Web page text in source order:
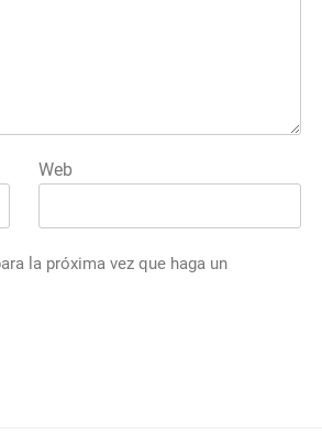
Web
la próxima vez que haga un